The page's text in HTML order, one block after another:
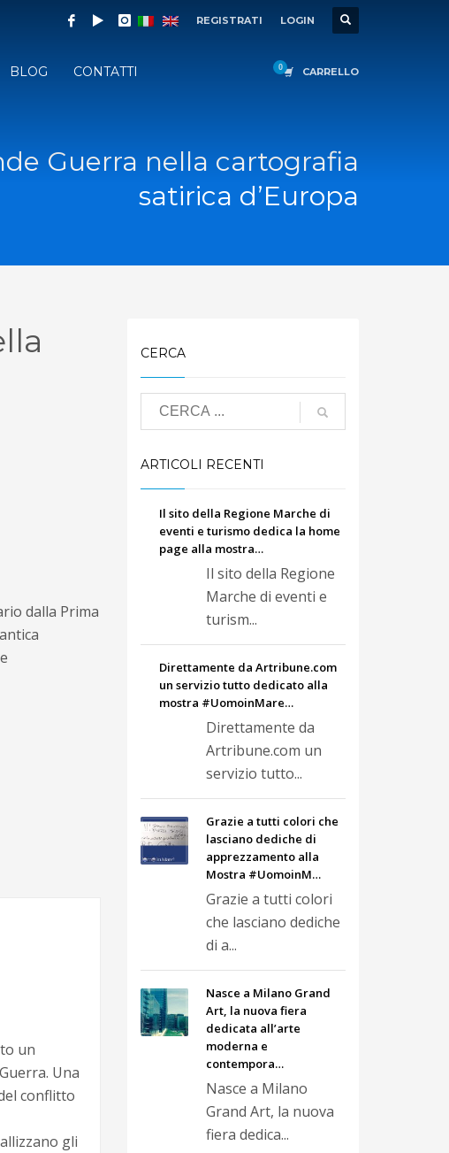
REGISTRATI LOGIN
BLOG CONTATTI CARRELLO
Guerra nella cartografia
satirica d’Europa
dalla Prima
un
Una
conflitto
gli
CERCA
ARTICOLI RECENTI
Il sito della Regione Marche di
eventi e turismo dedica la home
page alla mostra…
Il sito della Regione
Marche di eventi e
turism...
Direttamente da Artribune.com
un servizio tutto dedicato alla
mostra #UomoinMare…
Direttamente da
Artribune.com un
servizio tutto...
Grazie a tutti colori che
lasciano dediche di
apprezzamento alla
Mostra #UomoinM…
Grazie a tutti colori
che lasciano dediche
di a...
Nasce a Milano Grand
Art, la nuova fiera
dedicata all’arte
moderna e
contempora…
Nasce a Milano
Grand Art, la nuova
fiera dedica...